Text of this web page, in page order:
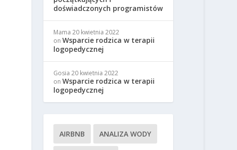
doświadczonych programistów
Mama 20 kwietnia 2022
onWsparcie rodzica w terapii
logopedycznej
Gosia 20 kwietnia 2022
onWsparcie rodzica w terapii
logopedycznej
AIRBNB ANALIZA WODY